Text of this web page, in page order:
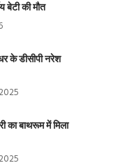
बेटी की मौत
के डीसीपी नरेश
का बाथरूम में मिला